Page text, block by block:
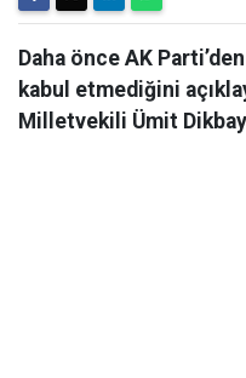
Daha önce AK
kabul etmediğini
Milletvekili Ümit